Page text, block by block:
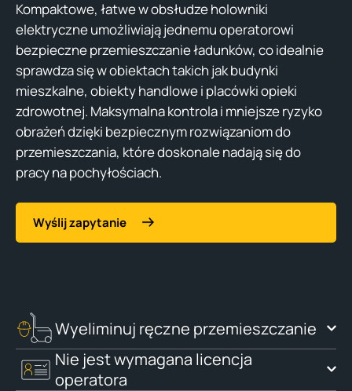
Kompaktowe, łatwe w obsłudze holowniki
elektryczne umożliwiają jednemu operatorowi
bezpieczne przemieszczanie ładunków, co idealnie
sprawdza się w obiektach takich jak budynki
mieszkalne, obiekty handlowe i placówki opieki
zdrowotnej. Maksymalna kontrola i mniejsze ryzyko
obrażeń dzięki bezpiecznym rozwiązaniom do
przemieszczania, które doskonale nadają się do
pracy na pochyłościach.
Wyślij zapytanie
Wyeliminuj ręczne przemieszczanie
Nie jest wymagana licencja
operatora